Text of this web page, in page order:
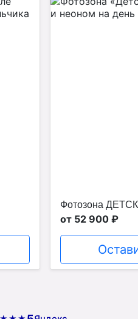
Фотозона
от 52 900 ₽